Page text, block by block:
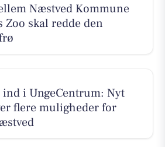
Næstved Kommune
Zoo skal redde den
i UngeCentrum: Nyt
flere muligheder for